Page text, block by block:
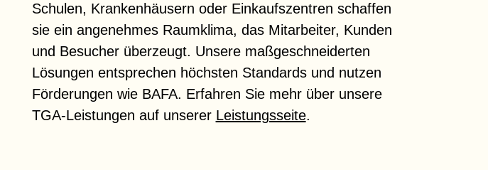
Schulen, Krankenhäusern oder Einkaufszentren schaffen
sie ein angenehmes Raumklima, das Mitarbeiter, Kunden
und Besucher überzeugt. Unsere maßgeschneiderten
Lösungen entsprechen höchsten Standards und nutzen
Förderungen wie BAFA. Erfahren Sie mehr über unsere
TGA-Leistungen auf unserer Leistungsseite.